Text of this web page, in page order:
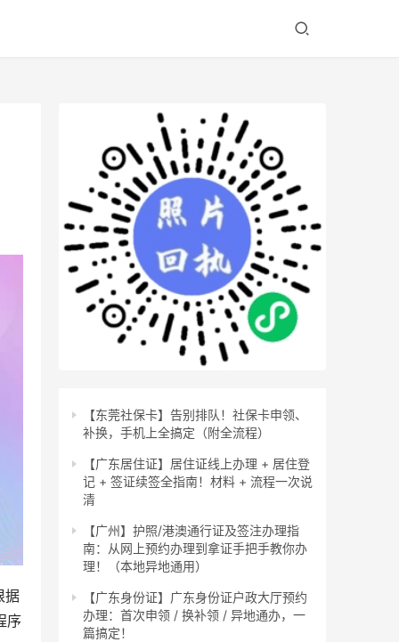
据
序
【东莞社保卡】告别排队！社保卡申领、
补换，手机上全搞定（附全流程）
【广东居住证】居住证线上办理 + 居住登
记 + 签证续签全指南！材料 + 流程一次说
清
【广州】护照/港澳通行证及签注办理指
南：从网上预约办理到拿证手把手教你办
理！（本地异地通用）
【广东身份证】广东身份证户政大厅预约
办理：首次申领 / 换补领 / 异地通办，一
篇搞定！